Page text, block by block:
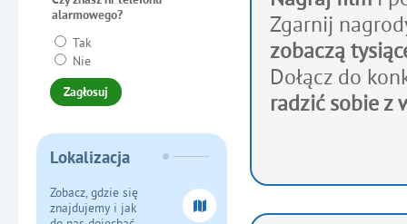
alarmowego?
Tak
Nie
Lokalizacja
Zobacz, gdzie się
znajdujemy i jak
Zgarnij
zobaczą
Dołącz do
radzić sobie z